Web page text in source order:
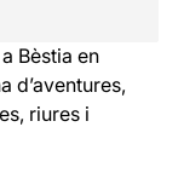
Bèstia en
d’aventures,
riures i